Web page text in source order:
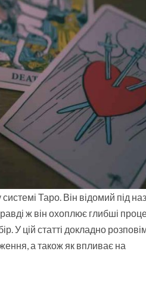
Таро. Він відомий під
ж він охоплює глибші
У цій статті докладно
а також як впливає на